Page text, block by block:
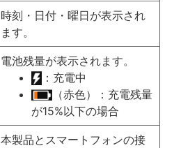
時刻・日付・曜日が表示され
ます。
電池残量が表示されます。
：充電中
（赤色）：充電残量
が15%以下の場合
本製品とスマートフォンの接